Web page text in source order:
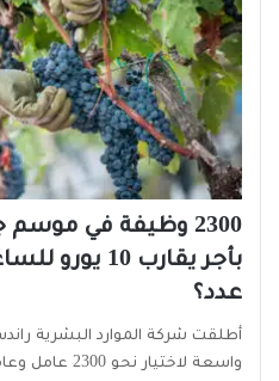
2300 وظيفة في
بأجر يقارب 10
عدد؟
واسعة